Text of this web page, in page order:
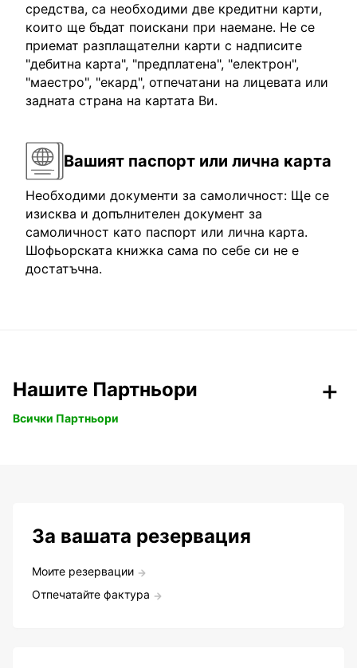
средства, са необходими две кредитни карти,
които ще бъдат поискани при наемане. Не се
приемат разплащателни карти с надписите
"дебитна карта", "предплатена", "електрон",
"маестро", "екард", отпечатани на лицевата или
задната страна на картата Ви.
Вашият паспорт или лична карта
Необходими документи за самоличност: Ще се
изисква и допълнителен документ за
самоличност като паспорт или лична карта.
Шофьорската книжка сама по себе си не е
достатъчна.
Нашите Партньори
Всички Партньори
За вашата резервация
Моите резервации
Отпечатайте фактура